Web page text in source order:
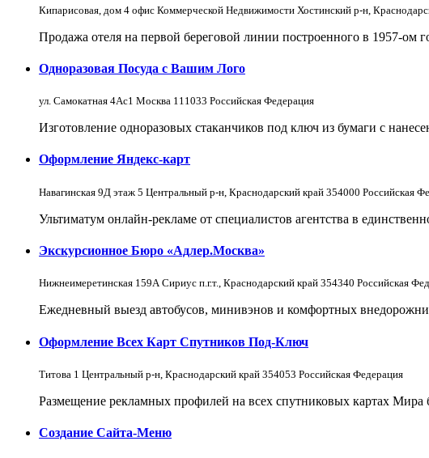
Кипарисовая, дом 4 офис Коммерческой Недвижимости Хостинский р-н,
Продажа отеля на первой береговой линии построенного в 1957-ом
Одноразовая Посуда с Вашим Лого
ул. Самокатная 4Ас1 Москва 111033 Российская Федерация
Изготовление одноразовых стаканчиков под ключ из бумаги с
Оформление Яндекс-карт
Навагинская 9Д этаж 5 Центральный р-н, Краснодарский край 354000 Российская
Ультиматум онлайн-рекламе от специалистов агентства в
Экскурсионное Бюро «Адлер.Москва»
Нижнеимеретинская 159А Сириус п.г.т., Краснодарский край 354340 Российская
Ежедневный выезд автобусов, минивэнов и комфортных
Оформление Всех Карт Спутников Под-Ключ
Титова 1 Центральный р-н, Краснодарский край 354053 Российская Федерация
Размещение рекламных профилей на всех спутниковых картах Мира
Создание Сайта-Меню